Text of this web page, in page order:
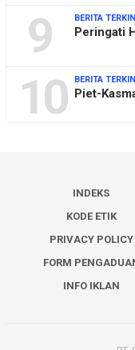
9 BERITA TERKINI
Peringati
10 BERITA TERKINI
Piet-
INDEKS
KODE ETIK
PRIVACY POLICY
FORM
INFO IKLAN